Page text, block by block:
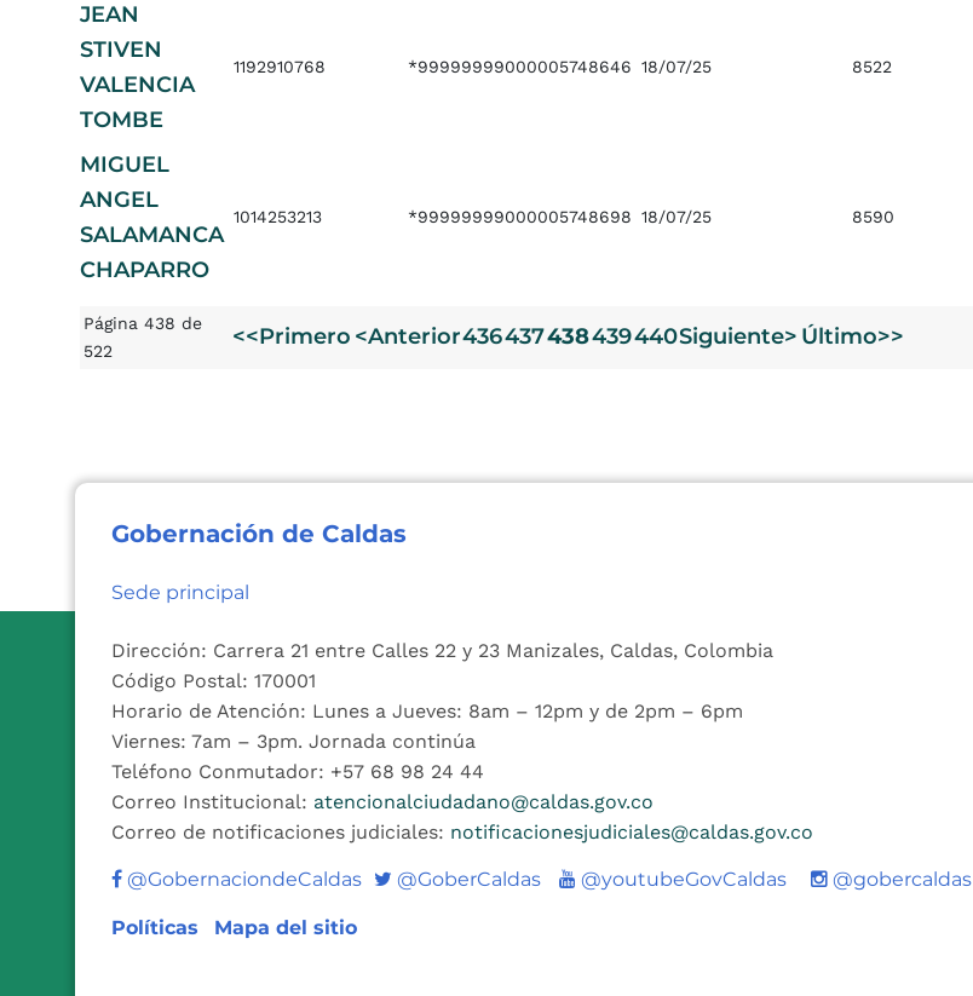
JEAN
STIVEN
VALENCIA
TOMBE
1192910768 *99999999000005748646 18/07/25 8522
MIGUEL
ANGEL
SALAMANCA
CHAPARRO
1014253213 *99999999000005748698 18/07/25 8590
Página 438 de
522
<<Primero <Anterior436437438439440Siguiente> Último>>
Gobernación de Caldas
Sede principal
Dirección: Carrera 21 entre Calles 22 y 23 Manizales, Caldas, Colombia
Código Postal: 170001
Horario de Atención: Lunes a Jueves: 8am – 12pm y de 2pm – 6pm
Viernes: 7am – 3pm. Jornada continúa
Teléfono Conmutador: +57 68 98 24 44
Correo Institucional: atencionalciudadano@caldas.gov.co
Correo de notificaciones judiciales: notificacionesjudiciales@caldas.gov.co
@GobernaciondeCaldas Twitter
@GoberCaldas Youtube
@youtubeGovCaldas @gobercaldas
Políticas Mapa del sitio